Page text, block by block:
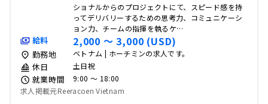
ショナルからのプロジェクトにて、スピード感を持
ってデリバリーするための思考力、コミュニケーシ
ョン力、チームの指揮を執るケ…
給料 2,000 〜 3,000 (USD)
勤務地 ベトナム | ホーチミンの求人です。
休日 土日祝
就業時間
9:00 〜 18:00
求人掲載元Reeracoen Vietnam